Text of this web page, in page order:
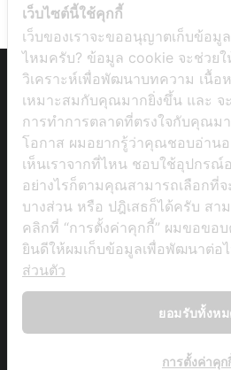
Copyright ©
เว็บไซต์นี้ใช้คุกกี้
เว็บของเราจะขออนุญาตเก็บข้อ
ไหมครับ? ข้อมูล cookie จะช่วย
วิเคราะห์เพื่อพัฒนาบทความ เนื้อ
เหมาะสมกับคุณมากยิ่งขึ้น และ จ
การทำการตลาดที่ตรงใจกับคุณม
โอกาส ผมอยากรู้ว่าคุณชอบอ่าน
เห็นเราจากที่ไหน ชอบใช้อุปกรณ์อ
อย่างไรก็ตามคุณสามารถเลือกที่
บางส่วน หรือ ปฎิเสธก็ได้ครับ สา
คลิกที่ “การตั้งค่าคุกกี้” ผมขอขอ
ยินดีให้ผมเก็บข้อมูลเพื่อพัฒนาต่อ
ส่วนตัว
ยอมรับทั้งห
การตั้งค่าคุก